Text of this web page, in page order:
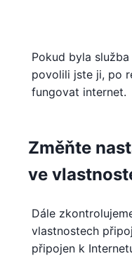
Pokud byla
povolili jste ji, po
fungovat internet.
Změňte
ve
Dále
vlastnostech
připojen k